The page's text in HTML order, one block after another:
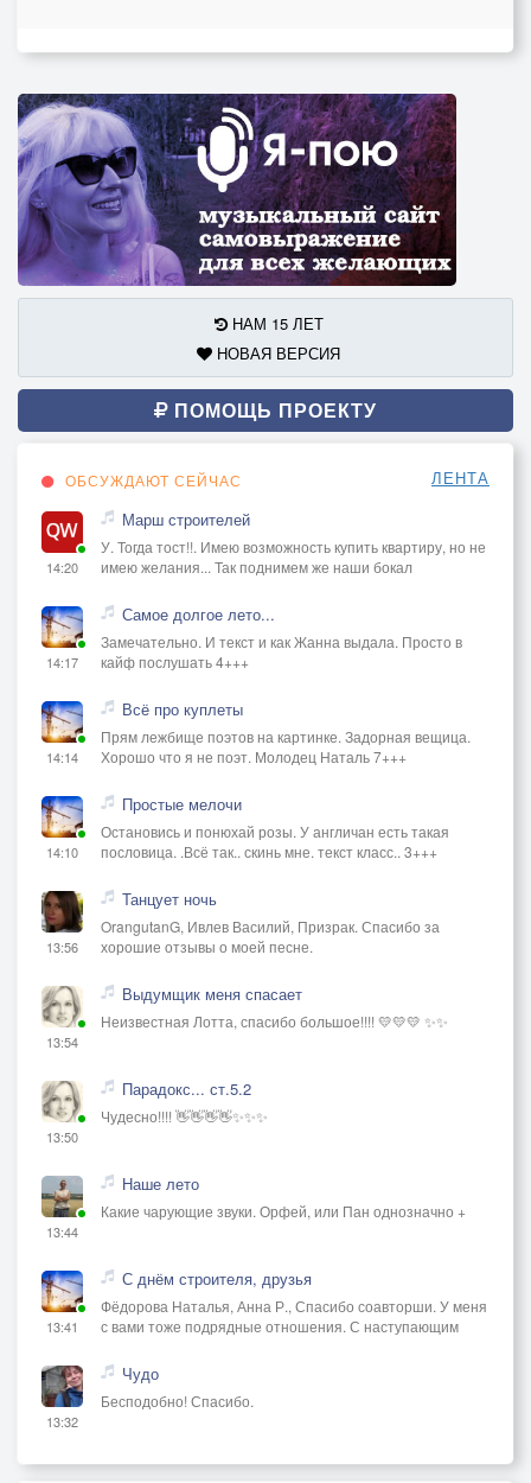
НАМ 15 ЛЕТ
НОВАЯ ВЕРСИЯ
ПОМОЩЬ ПРОЕКТУ
ОБСУЖДАЮТ СЕЙЧАС ЛЕНТА
14:20
Марш строителей
У. Тогда тост!!. Имею возможность купить квартиру, но не
имею желания... Так поднимем же наши бокал
14:17
Самое долгое лето...
Замечательно. И текст и как Жанна выдала. Просто в
кайф послушать 4+++
14:14
Всё про куплеты
Прям лежбище поэтов на картинке. Задорная вещица.
Хорошо что я не поэт. Молодец Наталь 7+++
14:10
Простые мелочи
Остановись и понюхай розы. У англичан есть такая
пословица. .Всё так.. скинь мне. текст класс.. 3+++
13:56
Танцует ночь
OrangutanG, Ивлев Василий, Призрак. Спасибо за
хорошие отзывы о моей песне.
13:54
Выдумщик меня спасает
Неизвестная Лотта, спасибо большое!!!! 💛💛💛 ✨✨
13:50
Парадокс... ст.5.2
Чудесно!!!! 👋👋👋👋✨✨✨
13:44
Наше лето
Какие чарующие звуки. Орфей, или Пан однозначно +
13:41
С днём строителя, друзья
Фёдорова Наталья, Анна Р., Спасибо соавторши. У меня
с вами тоже подрядные отношения. С наступающим
13:32
Чудо
Бесподобно! Спасибо.